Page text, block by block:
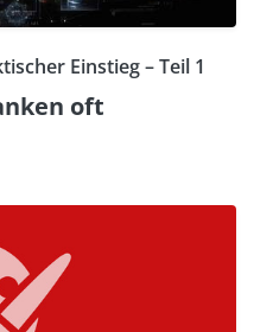
Einstieg – Teil 1
oft